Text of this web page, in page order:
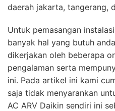
daerah jakarta, tangerang,
Untuk pemasangan
banyak hal yang butuh
dikerjakan oleh beberapa
pengalaman serta
ini. Pada artikel ini kami
saja tidak menyarankan
AC ARV Daikin sendiri ini